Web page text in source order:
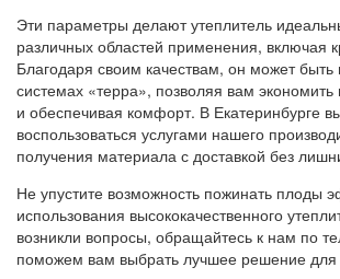
Эти параметры делают утеплитель
различных областей применения, включая
Благодаря своим качествам, он может быть
системах «терра», позволяя вам экономить
и обеспечивая комфорт. В Екатеринбурге
воспользоваться услугами нашего
получения материала с доставкой без
Не упустите возможность пожинать плоды
использования высококачественного
возникли вопросы, обращайтесь к нам по
поможем вам выбрать лучшее решение для